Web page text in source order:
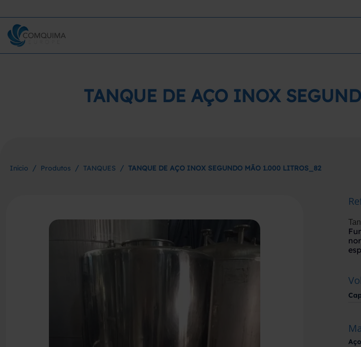
TANQUE DE AÇO INOX
Início / Produtos / TANQUES / TANQUE DE AÇO INOX SEGUNDO MÃO 1.000 LITROS_82